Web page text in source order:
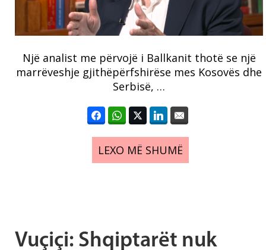
Një analist me përvojë i Ballkanit thotë se një
marrëveshje gjithëpërfshirëse mes Kosovës dhe
Serbisë, …
LEXO MË SHUMË
Vuçiçi: Shqiptarët nuk